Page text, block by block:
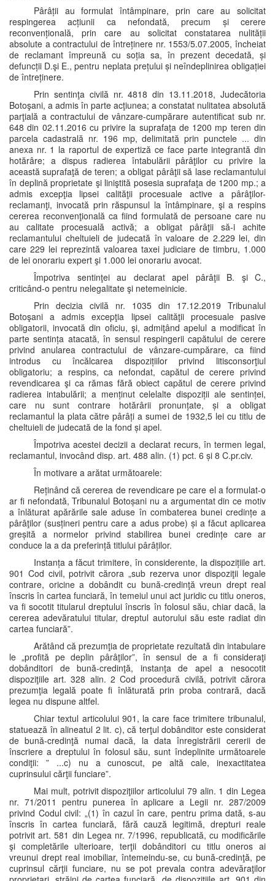
Pârâții au formulat întâmpinare, prin care au solicitat
respingerea acțiunii ca nefondată, precum și cerere
reconvențională, prin care au solicitat constatarea nulității
absolute a contractului de întreținere nr. 1553/5.07.2005, încheiat
de reclamant împreună cu soția sa, în prezent decedată, și
defuncții D.şi E., pentru neplata prețului și neîndeplinirea obligației
de întreținere.
Prin sentinţa civilă nr. 4818 din 13.11.2018, Judecătoria
Botoşani, a admis în parte acţiunea; a constatat nulitatea absolută
parţială a contractului de vânzare-cumpărare autentificat sub nr.
648 din 02.11.2016 cu privire la suprafaţa de 1200 mp teren din
parcela cadastrală nr. 196 mp, delimitată prin punctele ... din
anexa nr. 1 la raportul de expertiză ce face parte integrantă din
hotărâre; a dispus radierea întabulării pârâţilor cu privire la
această suprafaţă de teren; a obligat pârâţii să lase reclamantului
în deplină proprietate şi liniştită posesia suprafaţa de 1200 mp.; a
admis excepţia lipsei calităţii procesuale active a pârâţilor-
reclamanţi, invocată prin răspunsul la întâmpinare, şi a respins
cererea reconvenţională ca fiind formulată de persoane care nu
au calitate procesuală activă; a obligat pârâţii să-i achite
reclamantului cheltuieli de judecată în valoare de 2.229 lei, din
care 229 lei reprezintă valoarea taxei judiciare de timbru, 1.000
de lei onorariu expert şi 1.000 lei onorariu avocat.
Împotriva sentinţei au declarat apel pârâţii B. şi C.,
criticând-o pentru nelegalitate şi netemeinicie.
Prin decizia civilă nr. 1035 din 17.12.2019 Tribunalul
Botoşani a admis excepţia lipsei calităţii procesuale pasive
obligatorii, invocată din oficiu, şi, admiţând apelul a modificat în
parte sentința atacată, în sensul respingerii capătului de cerere
privind anularea contractului de vânzare-cumpărare, ca fiind
introdus cu încălcarea dispozițiilor privind litisconsorţiul
obligatoriu; a respins, ca nefondat, capătul de cerere privind
revendicarea şi ca rămas fără obiect capătul de cerere privind
radierea intabulării; a menținut celelalte dispoziții ale sentinței,
care nu sunt contrare hotărârii pronunțate, și a obligat
reclamantul la plata către pârâți a sumei de 1932,5 lei cu titlu de
cheltuieli de judecată de la fond și apel.
Împotriva acestei decizii a declarat recurs, în termen legal,
reclamantul, invocând disp. art. 488 alin. (1) pct. 6 și 8 C.pr.civ.
În motivare a arătat următoarele:
Reținând că cererea de revendicare pe care el a formulat-o
ar fi nefondată, Tribunalul Botoșani nu a argumentat din ce motiv
a înlăturat apărările sale aduse în combaterea bunei credințe a
pârâţilor (susțineri pentru care a adus probe) și a făcut aplicarea
greșită a normelor privind stabilirea bunei credințe care ar
conduce la a da preferință titlului pârâților.
Instanța a făcut trimitere, în considerente, la dispozițiile art.
901 Cod civil, potrivit cărora „sub rezerva unor dispoziţii legale
contrare, oricine a dobândit cu bună-credinţă vreun drept real
înscris în cartea funciară, în temeiul unui act juridic cu titlu oneros,
va fi socotit titularul dreptului înscris în folosul său, chiar dacă, la
cererea adevăratului titular, dreptul autorului său este radiat din
cartea funciară”.
Arătând că prezumţia de proprietate rezultată din intabulare
le „profită pe deplin pârâţilor”, în sensul de a fi consideraţi
dobânditori de bună-credinţă, instanţa de apel a nesocotit
dispoziţiile art. 328 alin. 2 Cod procedură civilă, potrivit cărora
prezumţia legală poate fi înlăturată prin proba contrară, dacă
legea nu dispune altfel.
Chiar textul articolului 901, la care face trimitere tribunalul,
statuează în alineatul 2 lit. c), că terţul dobânditor este considerat
de bună-credinţă numai dacă, la data înregistrării cererii de
înscriere a dreptului în folosul său, sunt îndeplinite următoarele
condiţii: ” ...c) nu a cunoscut, pe altă cale, inexactitatea
cuprinsului cărţii funciare”.
Mai mult, potrivit dispoziţiilor articolului 79 alin. 1 din Legea
nr. 71/2011 pentru punerea în aplicare a Legii nr. 287/2009
privind Codul civil: „(1) în cazul în care, pentru prima dată, s-au
înscris în cartea funciară, fără cauză legitimă, drepturi reale
potrivit art. 581 din Legea nr. 7/1996, republicată, cu modificările
şi completările ulterioare, terţii dobânditori cu titlu oneros ai
vreunui drept real imobiliar, întemeindu-se, cu bună-credinţă, pe
cuprinsul cărţii funciare, nu se pot prevala contra adevăraţilor